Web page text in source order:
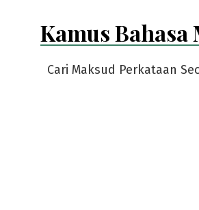
Kamus Bahasa
Cari Maksud Perkataan